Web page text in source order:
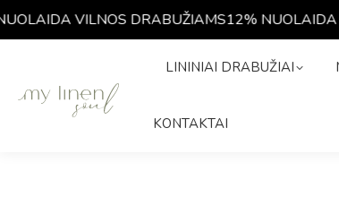
VILNOS DRABUŽIAMS12% NUOLAIDA
LININIAI DRABUŽIAI
KONTAKTAI
LININIAI DRABUŽIAI